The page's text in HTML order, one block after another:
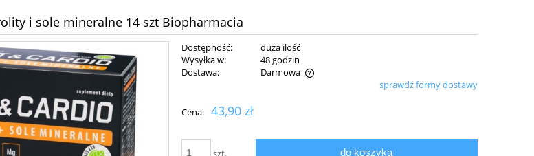
i sole mineralne 14 szt Biopharmacia
Dostępność:
duża ilość
Wysyłka w:
48 godzin
Dostawa:
Darmowa
Cena nie zawiera ewentualnych kosztów
płatności
sprawdź formy dostawy
Cena: 43,90 zł
szt. do koszyka